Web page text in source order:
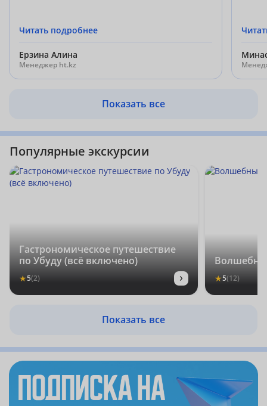
Читать подробнее
Ерзина Алина
Менеджер ht.kz
Показать все
Популярные экскурсии
Гастрономическое путешествие
по Убуду (всё включено)
★5(2) › ★5(12)
Показать все